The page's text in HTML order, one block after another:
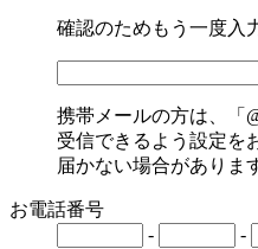
確認のためもう一度入
携帯メールの方は、「
受信できるよう設定を
届かない場合がありま
お電話番号
-
-